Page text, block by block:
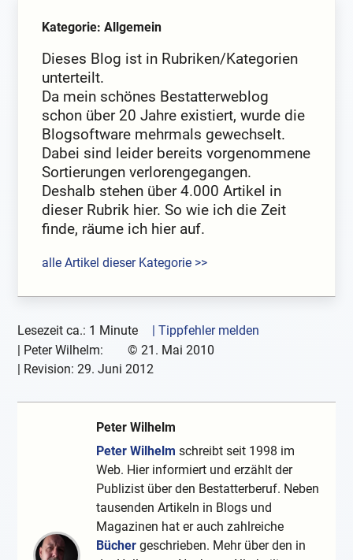
Kategorie: Allgemein
Dieses Blog ist in Rubriken/Kategorien
unterteilt.
Da mein schönes Bestatterweblog
schon über 20 Jahre existiert, wurde die
Blogsoftware mehrmals gewechselt.
Dabei sind leider bereits vorgenommene
Sortierungen verlorengegangen.
Deshalb stehen über 4.000 Artikel in
dieser Rubrik hier. So wie ich die Zeit
finde, räume ich hier auf.
alle Artikel dieser Kategorie >>
Lesezeit ca.: 1 Minute
| Tippfehler melden
Peter Wilhelm: © 21. Mai 2010
| Revision:29. Juni 2012
Peter Wilhelm
Peter Wilhelm schreibt seit 1998 im
Web. Hier informiert und erzählt der
Publizist über den Bestatterberuf. Neben
tausenden Artikeln in Blogs und
Magazinen hat er auch zahlreiche
Bücher geschrieben. Mehr über den in